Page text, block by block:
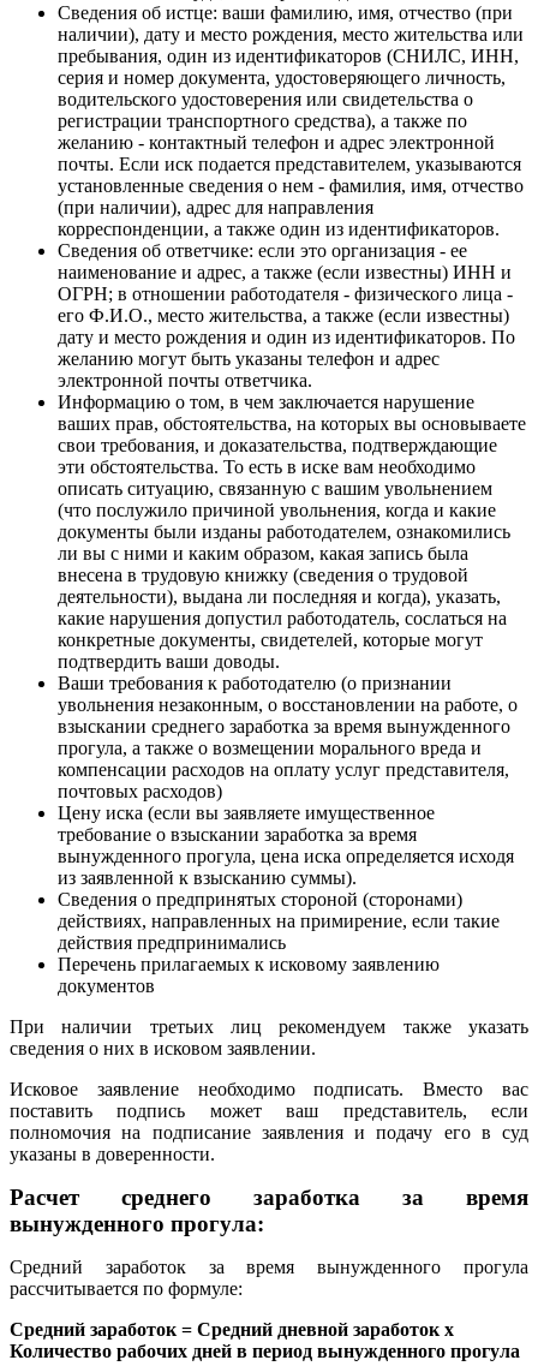
Сведения об истце: ваши фамилию, имя, отчество (при
наличии), дату и место рождения, место жительства или
пребывания, один из идентификаторов (СНИЛС, ИНН,
серия и номер документа, удостоверяющего личность,
водительского удостоверения или свидетельства о
регистрации транспортного средства), а также по
желанию - контактный телефон и адрес электронной
почты. Если иск подается представителем, указываются
установленные сведения о нем - фамилия, имя, отчество
(при наличии), адрес для направления
корреспонденции, а также один из идентификаторов.
Сведения об ответчике: если это организация - ее
наименование и адрес, а также (если известны) ИНН и
ОГРН; в отношении работодателя - физического лица -
его Ф.И.О., место жительства, а также (если известны)
дату и место рождения и один из идентификаторов. По
желанию могут быть указаны телефон и адрес
электронной почты ответчика.
Информацию о том, в чем заключается нарушение
ваших прав, обстоятельства, на которых вы основываете
свои требования, и доказательства, подтверждающие
эти обстоятельства. То есть в иске вам необходимо
описать ситуацию, связанную с вашим увольнением
(что послужило причиной увольнения, когда и какие
документы были изданы работодателем, ознакомились
ли вы с ними и каким образом, какая запись была
внесена в трудовую книжку (сведения о трудовой
деятельности), выдана ли последняя и когда), указать,
какие нарушения допустил работодатель, сослаться на
конкретные документы, свидетелей, которые могут
подтвердить ваши доводы.
Ваши требования к работодателю (о признании
увольнения незаконным, о восстановлении на работе, о
взыскании среднего заработка за время вынужденного
прогула, а также о возмещении морального вреда и
компенсации расходов на оплату услуг представителя,
почтовых расходов)
Цену иска (если вы заявляете имущественное
требование о взыскании заработка за время
вынужденного прогула, цена иска определяется исходя
из заявленной к взысканию суммы).
Сведения о предпринятых стороной (сторонами)
действиях, направленных на примирение, если такие
действия предпринимались
Перечень прилагаемых к исковому заявлению
документов
При наличии третьих лиц рекомендуем также указать
сведения о них в исковом заявлении.
Исковое заявление необходимо подписать. Вместо вас
поставить подпись может ваш представитель, если
полномочия на подписание заявления и подачу его в суд
указаны в доверенности.
Расчет среднего заработка за время
вынужденного прогула:
Средний заработок за время вынужденного прогула
рассчитывается по формуле:
Средний заработок = Средний дневной заработок x
Количество рабочих дней в период вынужденного прогула